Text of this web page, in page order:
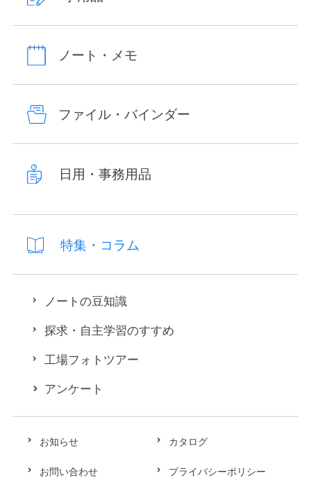
お知らせ カタログ
お問い合わせ プライバシーポリシー
ノート・メモ
ファイル・バインダー
日用・事務用品
特集・コラム
ノートの豆知識
探求・自主学習のすすめ
工場フォトツアー
アンケート